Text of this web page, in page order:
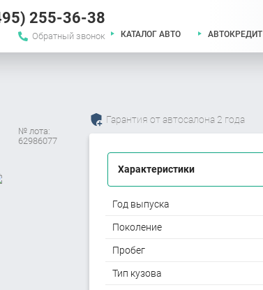
255-36-38
Обратный звонок КАТАЛОГ АВТО АВТОКРЕДИТ
№ лота:
62986077
Гарантия от автосалона 2 года
Характеристики
Год выпуска
Поколение
Пробег
Тип кузова